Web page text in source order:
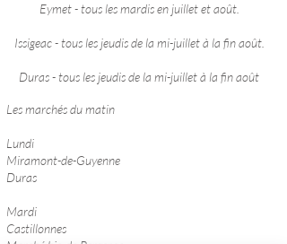
Eymet - tous les mardis en juillet et août.
Issigeac - tous les jeudis de la mi-juillet à la fin août.
Duras - tous les jeudis de la mi-juillet à la fin août
Les marchés du matin
Lundi
Miramont-de-Guyenne
Duras
Mardi
Castillonnes